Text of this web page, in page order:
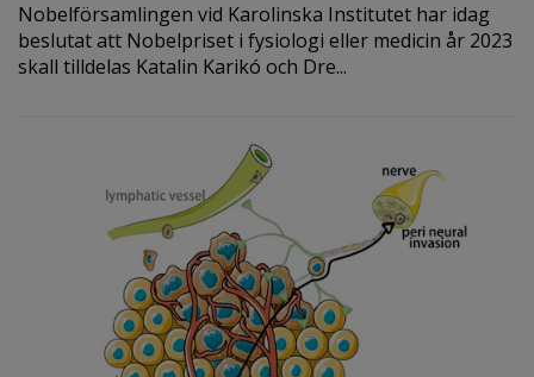
Nobelförsamlingen vid Karolinska Institutet har idag
beslutat att Nobelpriset i fysiologi eller medicin år 2023
skall tilldelas Katalin Karikó och Dre...